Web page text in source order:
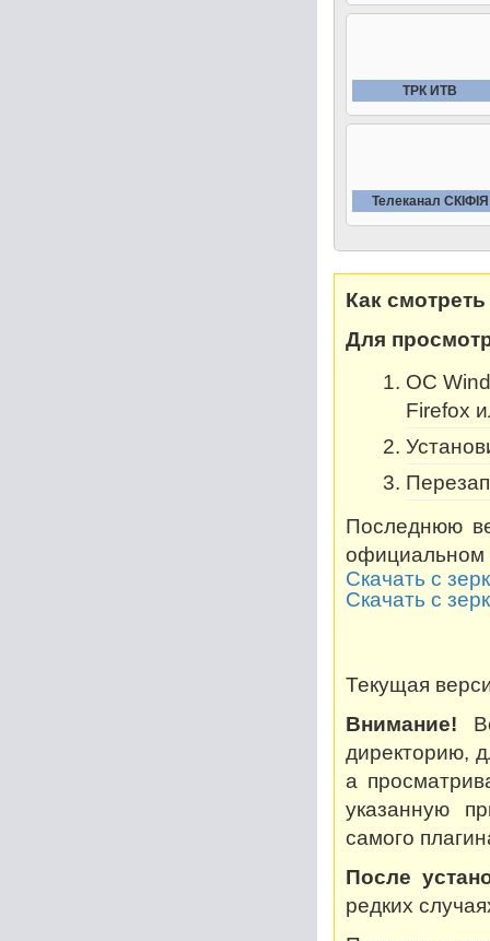
ТРК ИТВ
Телеканал СКIФIЯ
Как
Для
OC
Firefox
Последнюю
официальном
Скачать с
Скачать с
Текущая
Внимание!
директорию,
а
указанную
самого
После
редких